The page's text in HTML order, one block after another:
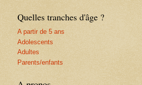
Quelles tranches d'âge ?
A partir de 5 ans
Adolescents
Adultes
Parents/enfants